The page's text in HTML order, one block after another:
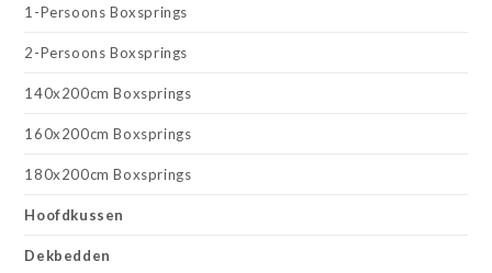
1-Persoons Boxsprings
2-Persoons Boxsprings
140x200cm Boxsprings
160x200cm Boxsprings
180x200cm Boxsprings
Hoofdkussen
Dekbedden